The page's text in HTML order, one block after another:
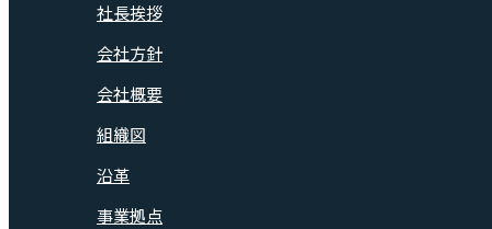
社長挨拶
会社方針
会社概要
組織図
沿革
事業拠点